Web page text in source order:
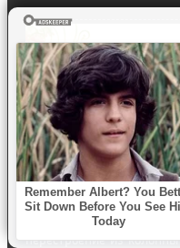
перестроение из